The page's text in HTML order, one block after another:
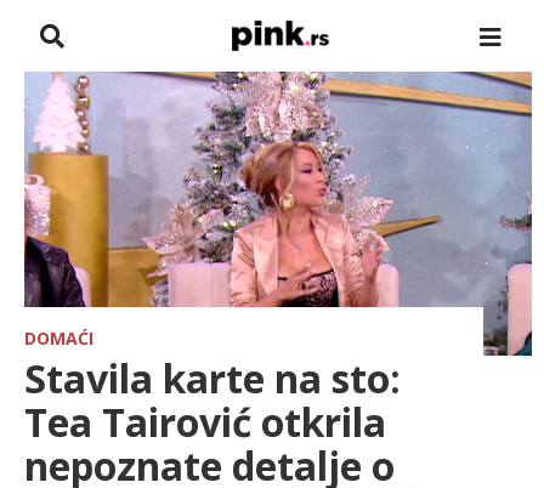
NASLOVNA
VESTI
ZADRUGA
SHOWBIZ
HRONIKA
FARMERI
DOMAĆI
Stavila karte na sto:
Tea Tairović otkrila
nepoznate detalje o